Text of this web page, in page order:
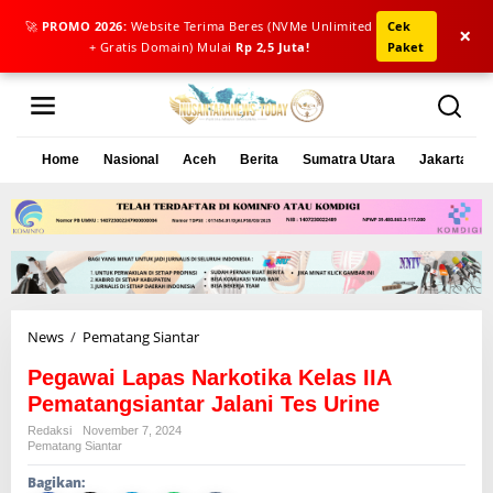
🚀 PROMO 2026: Website Terima Beres (NVMe Unlimited
+ Gratis Domain) Mulai Rp 2,5 Juta!
Cek
Paket
×
L
Home Nasional Aceh Berita Sumatra Utara Jakarta
News / Pematang Siantar
g
a
i
Pegawai Lapas Narkotika Kelas IIA
Pematangsiantar Jalani Tes Urine
Redaksi
November 7, 2024
Pematang Siantar
Bagikan: